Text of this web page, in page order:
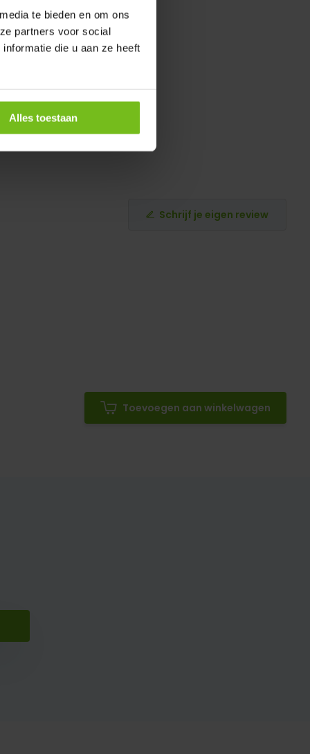
te bieden en om ons
partners voor social
die u aan ze heeft
Alles toestaan
Schrijf je eigen review
Toevoegen aan winkelwagen